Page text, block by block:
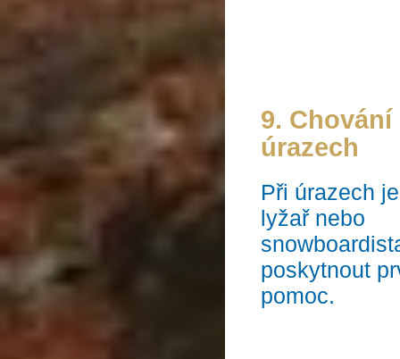
9. Chování
úrazech
Při úrazech
lyžař nebo
poskytnout
pomoc.